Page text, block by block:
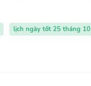
lịch ngày tốt 25 tháng 10